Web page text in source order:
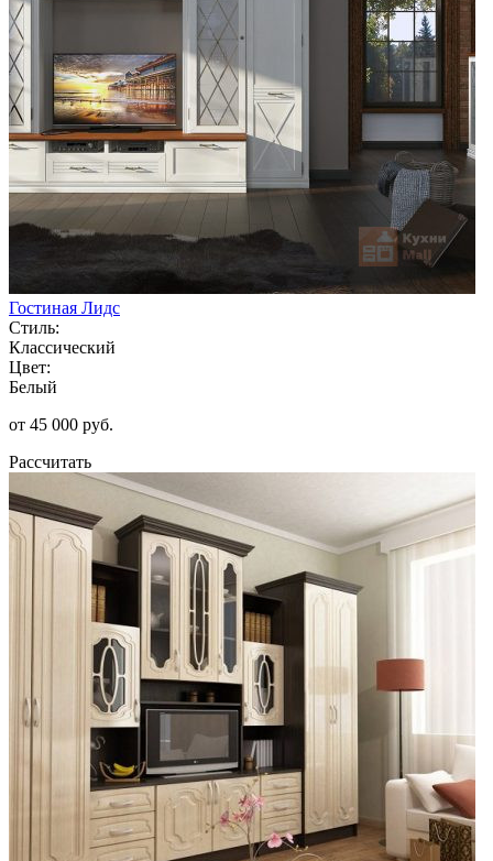
Гостиная Лидс
Стиль:
Классический
Цвет:
Белый
от 45 000 руб.
Рассчитать